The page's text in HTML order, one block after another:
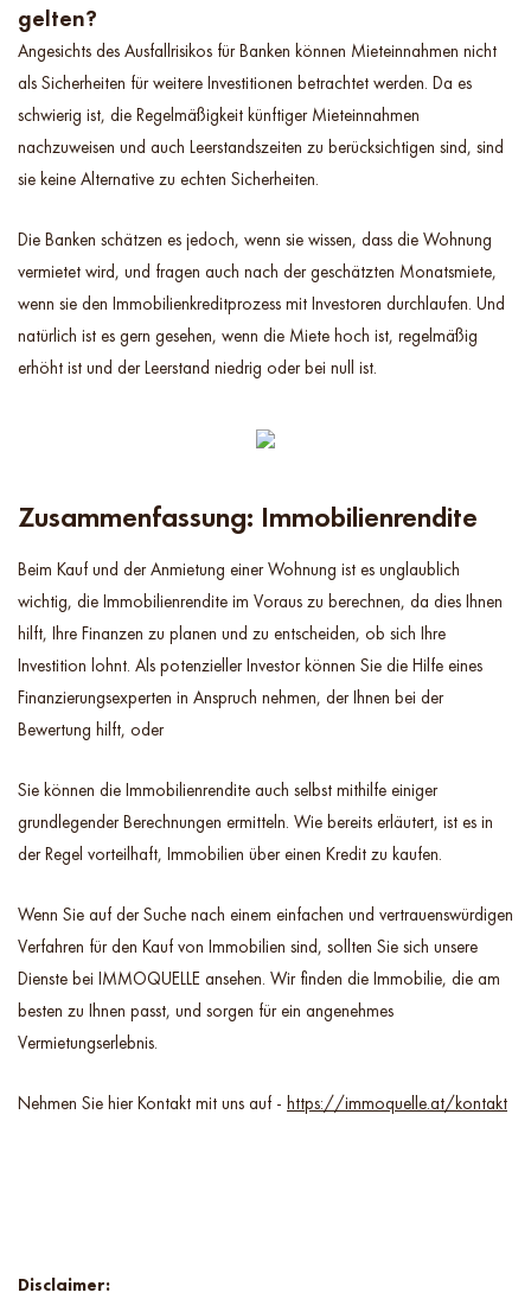
gelten?
Angesichts des Ausfallrisikos für Banken können Mieteinnahmen nicht
als Sicherheiten für weitere Investitionen betrachtet werden. Da es
schwierig ist, die Regelmäßigkeit künftiger Mieteinnahmen
nachzuweisen und auch Leerstandszeiten zu berücksichtigen sind, sind
sie keine Alternative zu echten Sicherheiten.
Die Banken schätzen es jedoch, wenn sie wissen, dass die Wohnung
vermietet wird, und fragen auch nach der geschätzten Monatsmiete,
wenn sie den Immobilienkreditprozess mit Investoren durchlaufen. Und
natürlich ist es gern gesehen, wenn die Miete hoch ist, regelmäßig
erhöht ist und der Leerstand niedrig oder bei null ist.
Zusammenfassung: Immobilienrendite
Beim Kauf und der Anmietung einer Wohnung ist es unglaublich
wichtig, die Immobilienrendite im Voraus zu berechnen, da dies Ihnen
hilft, Ihre Finanzen zu planen und zu entscheiden, ob sich Ihre
Investition lohnt. Als potenzieller Investor können Sie die Hilfe eines
Finanzierungsexperten in Anspruch nehmen, der Ihnen bei der
Bewertung hilft, oder
Sie können die Immobilienrendite auch selbst mithilfe einiger
grundlegender Berechnungen ermitteln. Wie bereits erläutert, ist es in
der Regel vorteilhaft, Immobilien über einen Kredit zu kaufen.
Wenn Sie auf der Suche nach einem einfachen und vertrauenswürdigen
Verfahren für den Kauf von Immobilien sind, sollten Sie sich unsere
Dienste bei IMMOQUELLE ansehen. Wir finden die Immobilie, die am
besten zu Ihnen passt, und sorgen für ein angenehmes
Vermietungserlebnis.
Nehmen Sie hier Kontakt mit uns auf - https://immoquelle.at/kontakt
Disclaimer: